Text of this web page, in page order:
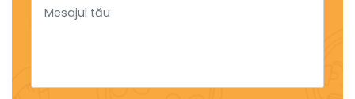
Mesajul tău